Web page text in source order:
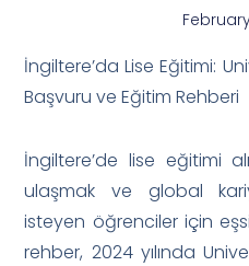
February
İngiltere’da Lise Eğitimi:
Başvuru ve Eğitim Rehberi
İngiltere’de lise eğitimi
ulaşmak ve global
isteyen öğrenciler için
rehber, 2024 yılında